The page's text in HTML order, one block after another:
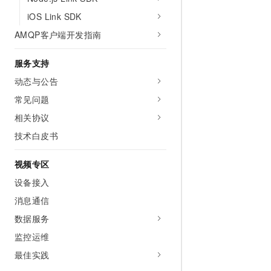
iOS Link SDK
AMQP客户端开发指南
服务支持
动态与公告
常见问题
相关协议
技术白皮书
视频专区
设备接入
消息通信
数据服务
监控运维
最佳实践